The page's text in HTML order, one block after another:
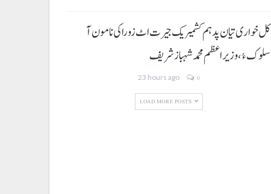
کل خواری تیان پد ہم کشمیریک جیرت اٹ زوراکی نا مون آ
سلوک ءُ،وزیراعظم محمد شہباز شریف
23 hours ago 0
LOAD MORE POSTS